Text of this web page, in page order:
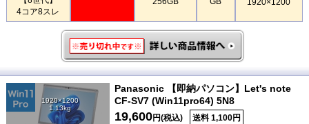
4コア8スレ
1920×1200
1.13kg
Panasonic 【即納パソコン】Let's note
CF-SV7 (Win11pro64) 5N8
19,600円(税込) 送料 1,100円